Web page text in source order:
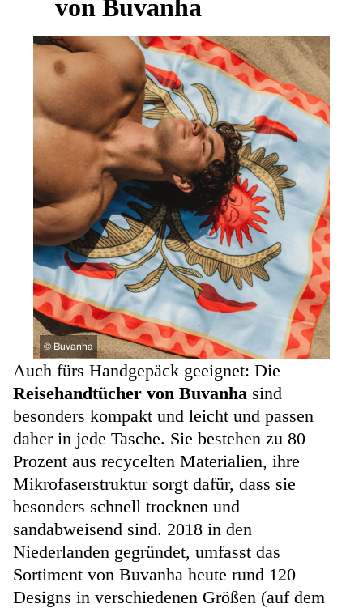
von Buvanha
© Buvanha
Auch fürs Handgepäck geeignet: Die
Reisehandtücher von Buvanha sind
besonders kompakt und leicht und passen
daher in jede Tasche. Sie bestehen zu 80
Prozent aus recycelten Materialien, ihre
Mikrofaserstruktur sorgt dafür, dass sie
besonders schnell trocknen und
sandabweisend sind. 2018 in den
Niederlanden gegründet, umfasst das
Sortiment von Buvanha heute rund 120
Designs in verschiedenen Größen (auf dem